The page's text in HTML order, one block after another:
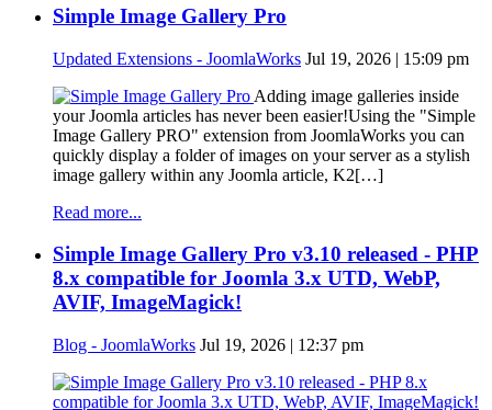
Simple Image Gallery Pro
Updated Extensions - JoomlaWorks Jul 19, 2026 | 15:09 pm
Adding image galleries inside
your Joomla articles has never been easier!Using the "Simple
Image Gallery PRO" extension from JoomlaWorks you can
quickly display a folder of images on your server as a stylish
image gallery within any Joomla article, K2[…]
Read more...
Simple Image Gallery Pro v3.10 released - PHP
8.x compatible for Joomla 3.x UTD, WebP,
AVIF, ImageMagick!
Blog - JoomlaWorks Jul 19, 2026 | 12:37 pm